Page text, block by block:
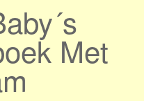
Met